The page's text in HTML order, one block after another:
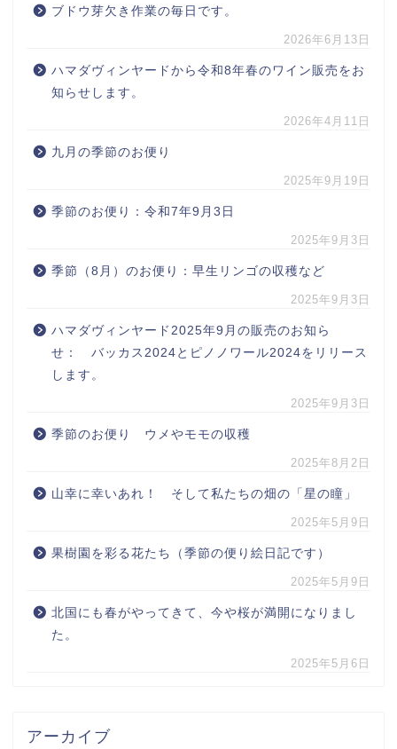
ブドウ芽欠き作業の毎日です。
2026年6月13日
ハマダヴィンヤードから令和8年春のワイン販売をお
知らせします。
2026年4月11日
九月の季節のお便り
2025年9月19日
季節のお便り：令和7年9月3日
2025年9月3日
季節（8月）のお便り：早生リンゴの収穫など
2025年9月3日
ハマダヴィンヤード2025年9月の販売のお知ら
せ： バッカス2024とピノノワール2024をリリース
します。
2025年9月3日
季節のお便り ウメやモモの収穫
2025年8月2日
山幸に幸いあれ！ そして私たちの畑の「星の瞳」
2025年5月9日
果樹園を彩る花たち（季節の便り絵日記です）
2025年5月9日
北国にも春がやってきて、今や桜が満開になりまし
た。
2025年5月6日
アーカイブ